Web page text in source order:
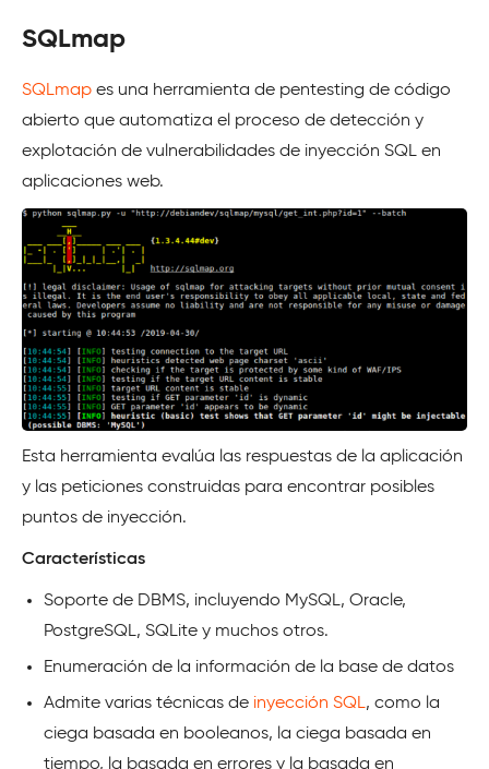
SQLmap
SQLmap es una herramienta de pentesting de código
abierto que automatiza el proceso de detección y
explotación de vulnerabilidades de inyección SQL en
aplicaciones web.
Esta herramienta evalúa las respuestas de la aplicación
y las peticiones construidas para encontrar posibles
puntos de inyección.
Características
Soporte de DBMS, incluyendo MySQL, Oracle,
PostgreSQL, SQLite y muchos otros.
Enumeración de la información de la base de datos
Admite varias técnicas de inyección SQL, como la
ciega basada en booleanos, la ciega basada en
tiempo, la basada en errores y la basada en